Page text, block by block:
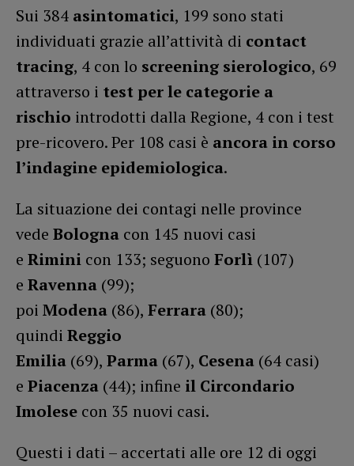
Sui 384 asintomatici, 199 sono stati
individuati grazie all’attività di contact
tracing, 4 con lo screening sierologico, 69
attraverso i test per le categorie a
rischio introdotti dalla Regione, 4 con i test
pre-ricovero. Per 108 casi è ancora in corso
l’indagine epidemiologica.
La situazione dei contagi nelle province
vede Bologna con 145 nuovi casi
e Rimini con 133; seguono Forlì (107)
e Ravenna (99);
poi Modena (86), Ferrara (80);
quindi Reggio
Emilia (69), Parma (67), Cesena (64 casi)
e Piacenza (44); infine il Circondario
Imolese con 35 nuovi casi.
Questi i dati – accertati alle ore 12 di oggi